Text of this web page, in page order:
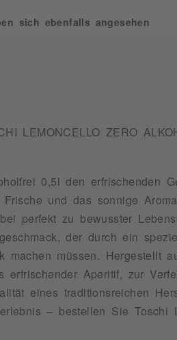
sich ebenfalls angesehen
LEMONCELLO ZERO
0,5l den erfrischenden
und das sonnige
perfekt zu bewusster
der durch ein
müssen. Hergestellt
Aperitif, zur
eines traditionsreichen
– bestellen Sie